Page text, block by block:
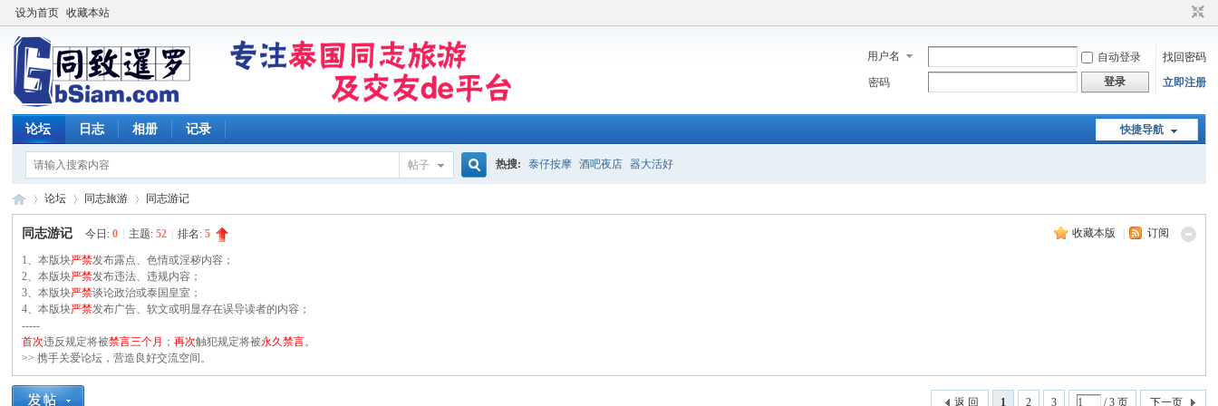
设为首页 收藏本站
用户名 自动登录
找回密码
密码
登录 立即注册
快捷导航
论坛 日志 相册 记录
帖子 热搜: 泰仔按摩 酒吧夜店 器大活好
同 »
论坛
›
同志旅游
›
同志游记
收藏本版 订阅
同志游记 今日:0 主题:52 排名:5
1、本版块严禁发布露点、色情或淫秽内容；
2、本版块严禁发布违法、违规内容；
3、本版块严禁谈论政治或泰国皇室；
4、本版块严禁发布广告、软文或明显存在误导读者的内容；
-----
首次违反规定将被禁言三个月 ；再次触犯规定将被永久禁言。
>> 携手关爱论坛，营造良好交流空间。
1 2 3 / 3 页 下一页
返 回